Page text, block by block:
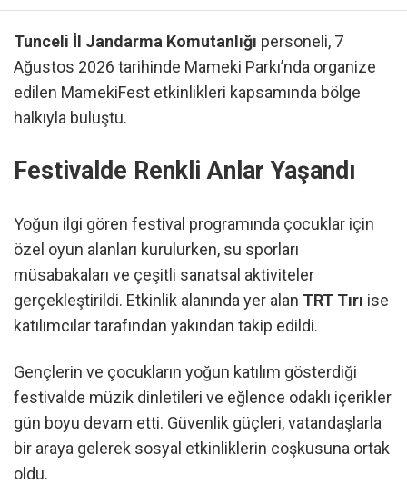
Tunceli İl Jandarma Komutanlığı personeli, 7
Ağustos 2026 tarihinde Mameki Parkı’nda organize
edilen MamekiFest etkinlikleri kapsamında bölge
halkıyla buluştu.
Festivalde Renkli Anlar Yaşandı
Yoğun ilgi gören festival programında çocuklar için
özel oyun alanları kurulurken, su sporları
müsabakaları ve çeşitli sanatsal aktiviteler
gerçekleştirildi. Etkinlik alanında yer alan TRT Tırı ise
katılımcılar tarafından yakından takip edildi.
Gençlerin ve çocukların yoğun katılım gösterdiği
festivalde müzik dinletileri ve eğlence odaklı içerikler
gün boyu devam etti. Güvenlik güçleri, vatandaşlarla
bir araya gelerek sosyal etkinliklerin coşkusuna ortak
oldu.